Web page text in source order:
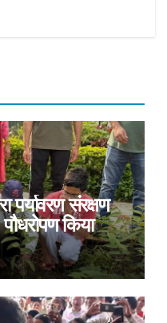
पर्यावरण संरक्षण
किया